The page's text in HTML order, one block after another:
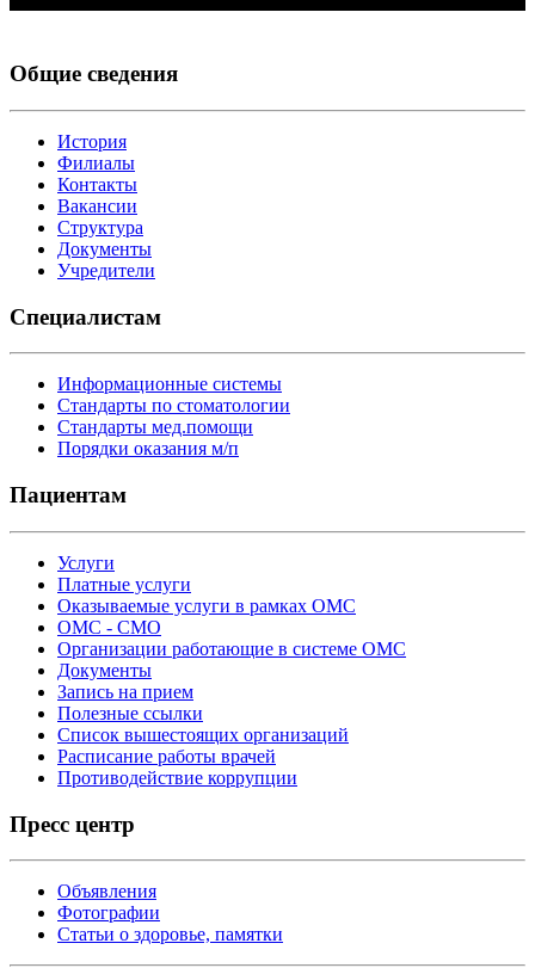
Общие сведения
История
Филиалы
Контакты
Вакансии
Структура
Документы
Учредители
Специалистам
Информационные системы
Стандарты по стоматологии
Стандарты мед.помощи
Порядки оказания м/п
Пациентам
Услуги
Платные услуги
Оказываемые услуги в рамках ОМС
ОМС - СМО
Организации работающие в системе ОМС
Документы
Запись на прием
Полезные ссылки
Список вышестоящих организаций
Расписание работы врачей
Противодействие коррупции
Пресс центр
Объявления
Фотографии
Статьи о здоровье, памятки